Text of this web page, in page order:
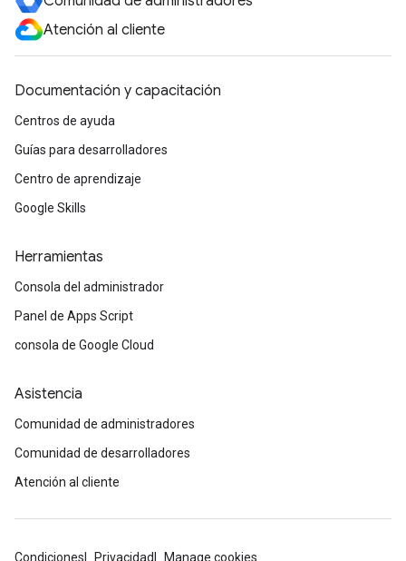
Atención al cliente
Documentación y capacitación
Centros de ayuda
Guías para desarrolladores
Centro de aprendizaje
Google Skills
Herramientas
Consola del administrador
Panel de Apps Script
consola de Google Cloud
Asistencia
Comunidad de administradores
Comunidad de desarrolladores
Atención al cliente
Condiciones Privacidad Manage cookies